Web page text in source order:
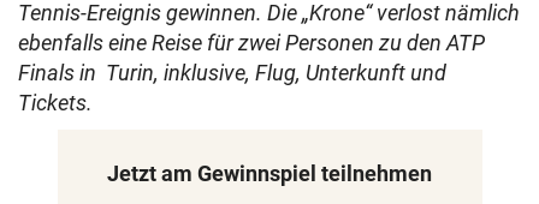
Tennis-Ereignis gewinnen. Die „Krone“ verlost nämlich
ebenfalls eine Reise für zwei Personen zu den ATP
Finals in Turin, inklusive, Flug, Unterkunft und
Tickets.
Jetzt am Gewinnspiel teilnehmen